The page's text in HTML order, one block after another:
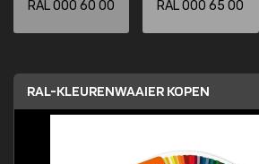
RAL 000 60 00 RAL 000 65 00
RAL-KLEURENWAAIER KOPEN